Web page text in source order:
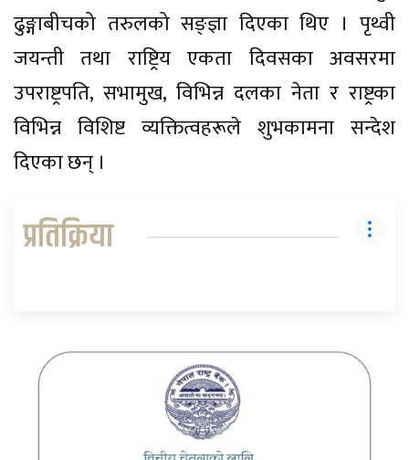
ढुङ्गाबीचको तरुलको सङ्ज्ञा दिएका थिए । पृथ्वी
जयन्ती तथा राष्ट्रिय एकता दिवसका अवसरमा
उपराष्ट्रपति, सभामुख, विभिन्न दलका नेता र राष्ट्रका
विभिन्न विशिष्ट व्यक्तित्वहरूले शुभकामना सन्देश
दिएका छन् ।
प्रतिक्रिया